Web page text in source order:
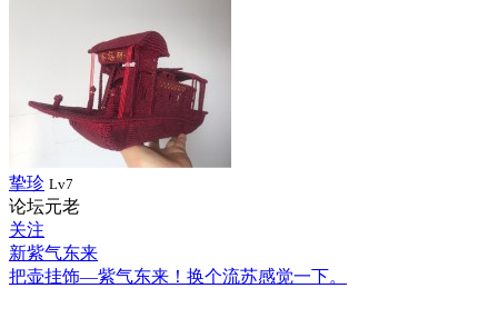
挚珍 Lv7
论坛元老
关注
新紫气东来
把壶挂饰—紫气东来！换个流苏感觉一下。